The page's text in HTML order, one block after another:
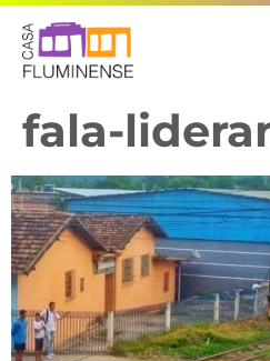
fala-